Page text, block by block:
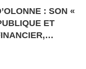
: SON «
ET